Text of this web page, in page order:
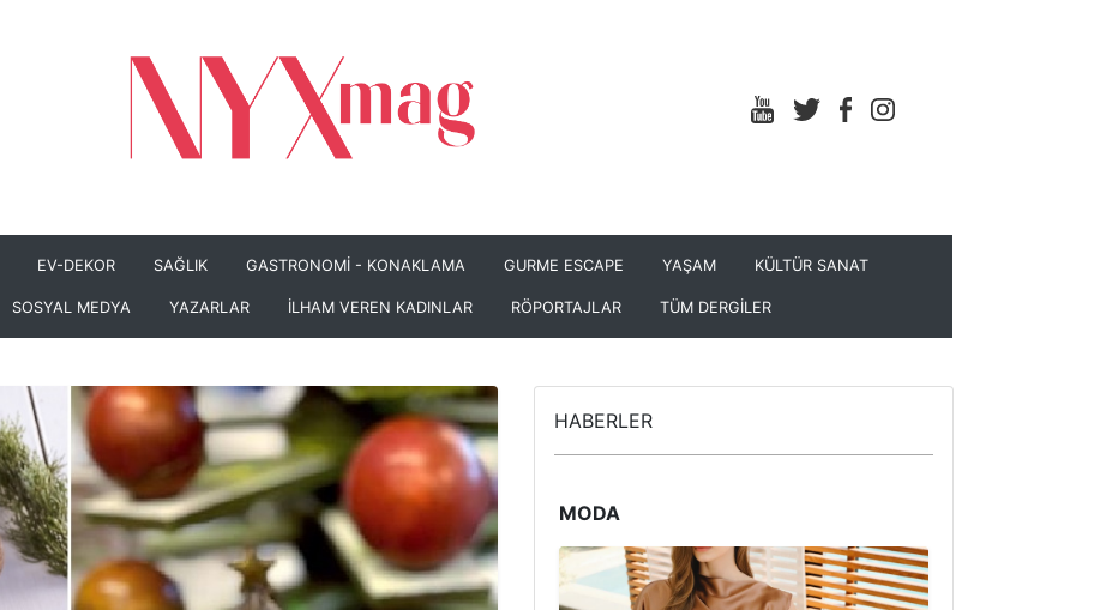
EV-DEKOR SAĞLIK GASTRONOMİ - KONAKLAMA GURME ESCAPE YAŞAM KÜLTÜR SANAT
SOSYAL MEDYA YAZARLAR İLHAM VEREN KADINLAR RÖPORTAJLAR TÜM DERGİLER
HABERLER
MODA